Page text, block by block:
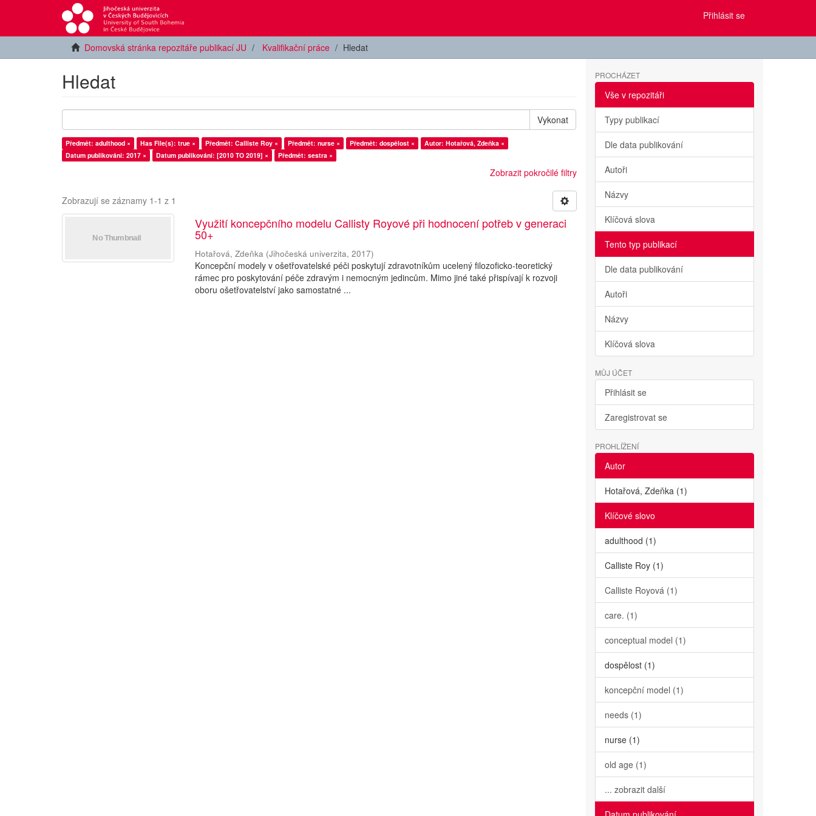
Přihlásit se
Domovská stránka repozitáře publikací JU Kvalifikační práce Hledat
Hledat
Vykonat
Předmět: adulthood × Has File(s): true × Předmět: Calliste Roy × Předmět: nurse × Předmět: dospělost ×
Autor: Hotařová, Zdeňka ×
Datum publikování: 2017 ×
Datum publikování: [2010 TO 2019] × Předmět: sestra ×
Zobrazit pokročilé filtry
Zobrazují se záznamy 1-1 z 1
Využití koncepčního modelu Callisty Royové při hodnocení potřeb v generaci
50+
Hotařová, Zdeňka (Jihočeská univerzita,2017)
Koncepční modely v ošetřovatelské péči poskytují zdravotníkům ucelený filozoficko-teoretický
rámec pro poskytování péče zdravým i nemocným jedincům. Mimo jiné také přispívají k rozvoji
oboru ošetřovatelství jako samostatné ...
PROCHÁZET
Vše v repozitáři
Typy publikací
Dle data publikování
Autoři
Názvy
Klíčová slova
Tento typ publikací
Dle data publikování
Autoři
Názvy
Klíčová slova
MŮJ ÚČET
Přihlásit se
Zaregistrovat se
PROHLÍŽENÍ
Autor
Hotařová, Zdeňka (1)
Klíčové slovo
adulthood (1)
Calliste Roy (1)
Calliste Royová (1)
care. (1)
conceptual model (1)
dospělost (1)
koncepční model (1)
needs (1)
nurse (1)
old age (1)
... zobrazit další